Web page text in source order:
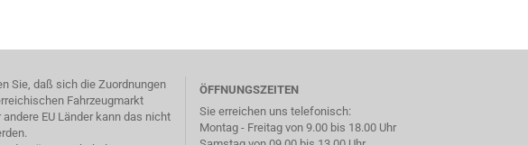
Sie, daß sich die Zuordnungen
Fahrzeugmarkt
andere EU Länder kann das nicht
ÖFFNUNGSZEITEN
Sie erreichen uns telefonisch:
Montag - Freitag von 9.00 bis 18.00 Uhr